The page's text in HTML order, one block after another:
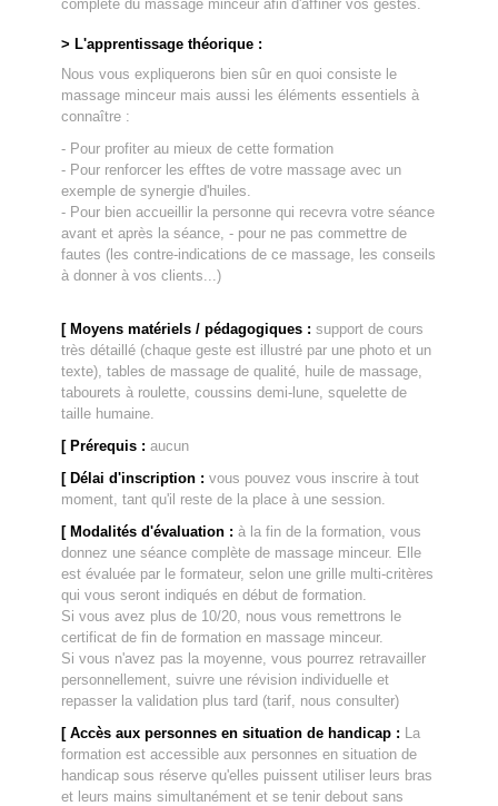
complète du massage minceur afin d'affiner vos gestes.
> L'apprentissage théorique :
Nous vous expliquerons bien sûr en quoi consiste le
massage minceur mais aussi les éléments essentiels à
connaître :
- Pour profiter au mieux de cette formation
- Pour renforcer les efftes de votre massage avec un
exemple de synergie d'huiles.
- Pour bien accueillir la personne qui recevra votre séance
avant et après la séance, - pour ne pas commettre de
fautes (les contre-indications de ce massage, les conseils
à donner à vos clients...)
[ Moyens matériels / pédagogiques : support de cours
très détaillé (chaque geste est illustré par une photo et un
texte), tables de massage de qualité, huile de massage,
tabourets à roulette, coussins demi-lune, squelette de
taille humaine.
[ Prérequis : aucun
[ Délai d'inscription : vous pouvez vous inscrire à tout
moment, tant qu'il reste de la place à une session.
[ Modalités d'évaluation : à la fin de la formation, vous
donnez une séance complète de massage minceur. Elle
est évaluée par le formateur, selon une grille multi-critères
qui vous seront indiqués en début de formation.
Si vous avez plus de 10/20, nous vous remettrons le
certificat de fin de formation en massage minceur.
Si vous n'avez pas la moyenne, vous pourrez retravailler
personnellement, suivre une révision individuelle et
repasser la validation plus tard (tarif, nous consulter)
[ Accès aux personnes en situation de handicap : La
formation est accessible aux personnes en situation de
handicap sous réserve qu'elles puissent utiliser leurs bras
et leurs mains simultanément et se tenir debout sans